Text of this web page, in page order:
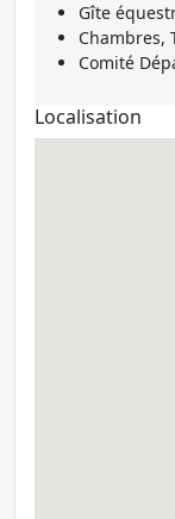
Gîte
Chambres,
Comité
Localisation